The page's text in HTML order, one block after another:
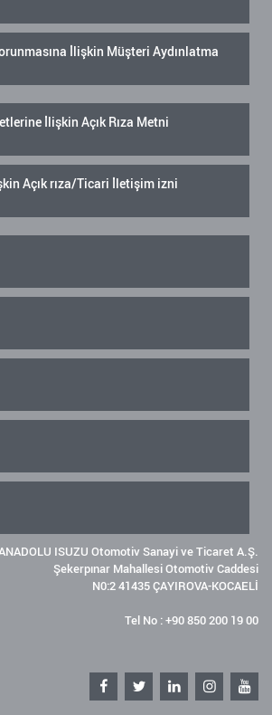
İlişkin Müşteri Aydınlatma
İlişkin Açık Rıza Metni
Açık rıza/Ticari İletişim izni
ISUZU Otomotiv Sanayi ve Ticaret A.Ş.
Şekerpınar Mahallesi Otomotiv Caddesi
N0:2 41435 ÇAYIROVA-KOCAELİ
Tel No : +90 850 200 19 00